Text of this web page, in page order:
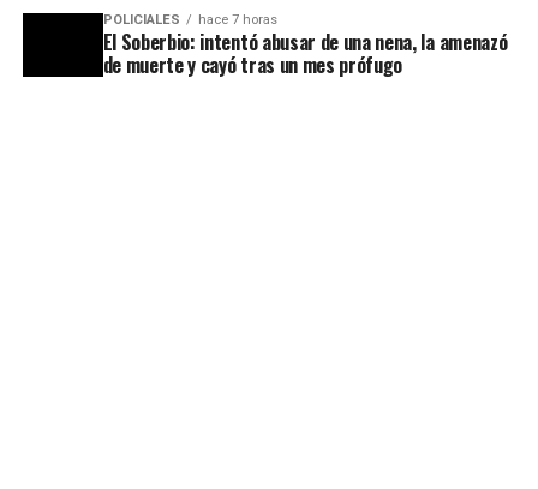
POLICIALES hace 7 horas
El Soberbio: intentó abusar de una nena, la amenazó
de muerte y cayó tras un mes prófugo